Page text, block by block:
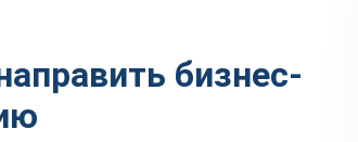
бизнес-